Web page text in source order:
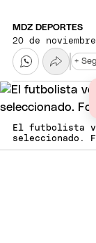
MDZ DEPORTES
20 de
+
El futbolista
seleccionado.